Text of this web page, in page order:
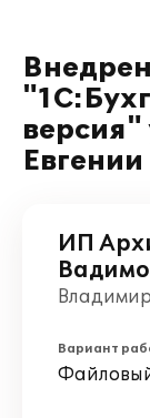
ИП
Вариант